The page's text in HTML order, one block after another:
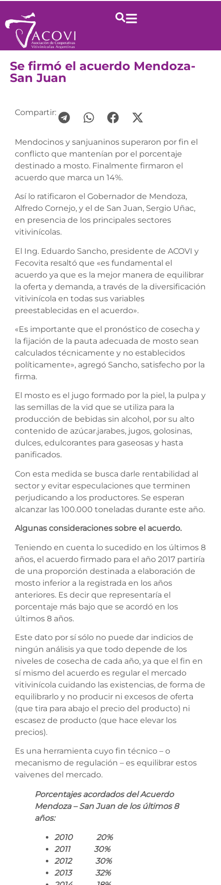
Se firmó el acuerdo Mendoza-
San Juan
Compartir:
Mendocinos y sanjuaninos superaron por fin el
conflicto que mantenían por el porcentaje
destinado a mosto. Finalmente firmaron el
acuerdo que marca un 14%.
Así lo ratificaron el Gobernador de Mendoza,
Alfredo Cornejo, y el de San Juan, Sergio Uñac,
en presencia de los principales sectores
vitivinícolas.
El Ing. Eduardo Sancho, presidente de ACOVI y
Fecovita resaltó que «es fundamental el
acuerdo ya que es la mejor manera de equilibrar
la oferta y demanda, a través de la diversificación
vitivinícola en todas sus variables
preestablecidas en el acuerdo».
«Es importante que el pronóstico de cosecha y
la fijación de la pauta adecuada de mosto sean
calculados técnicamente y no establecidos
políticamente», agregó Sancho, satisfecho por la
firma.
El mosto es el jugo formado por la piel, la pulpa y
las semillas de la vid que se utiliza para la
producción de bebidas sin alcohol, por su alto
contenido de azúcar.jarabes, jugos, golosinas,
dulces, edulcorantes para gaseosas y hasta
panificados.
Con esta medida se busca darle rentabilidad al
sector y evitar especulaciones que terminen
perjudicando a los productores. Se esperan
alcanzar las 100.000 toneladas durante este año.
Algunas consideraciones sobre el acuerdo.
Teniendo en cuenta lo sucedido en los últimos 8
años, el acuerdo firmado para el año 2017 partiría
de una proporción destinada a elaboración de
mosto inferior a la registrada en los años
anteriores. Es decir que representaría el
porcentaje más bajo que se acordó en los
últimos 8 años.
Este dato por sí sólo no puede dar indicios de
ningún análisis ya que todo depende de los
niveles de cosecha de cada año, ya que el fin en
sí mismo del acuerdo es regular el mercado
vitivinícola cuidando las existencias, de forma de
equilibrarlo y no producir ni excesos de oferta
(que tira para abajo el precio del producto) ni
escasez de producto (que hace elevar los
precios).
Es una herramienta cuyo fin técnico – o
mecanismo de regulación – es equilibrar estos
vaivenes del mercado.
Porcentajes acordados del Acuerdo
Mendoza – San Juan de los últimos 8
años:
2010 20%
2011 30%
2012 30%
2013 32%